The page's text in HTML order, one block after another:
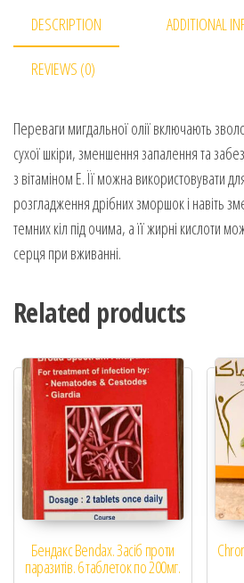
DESCRIPTION ADDITIONAL
REVIEWS (0)
Переваги мигдальної олії включають
сухої шкіри, зменшення запалення та
з вітаміном Е. Її можна використовувати
розгладження дрібних зморшок і навіть
темних кіл під очима, а її жирні кислоти
серця при вживанні.
Related products
Бендакс Bendax. Засіб проти
паразитів. 6 таблеток по 200мг.